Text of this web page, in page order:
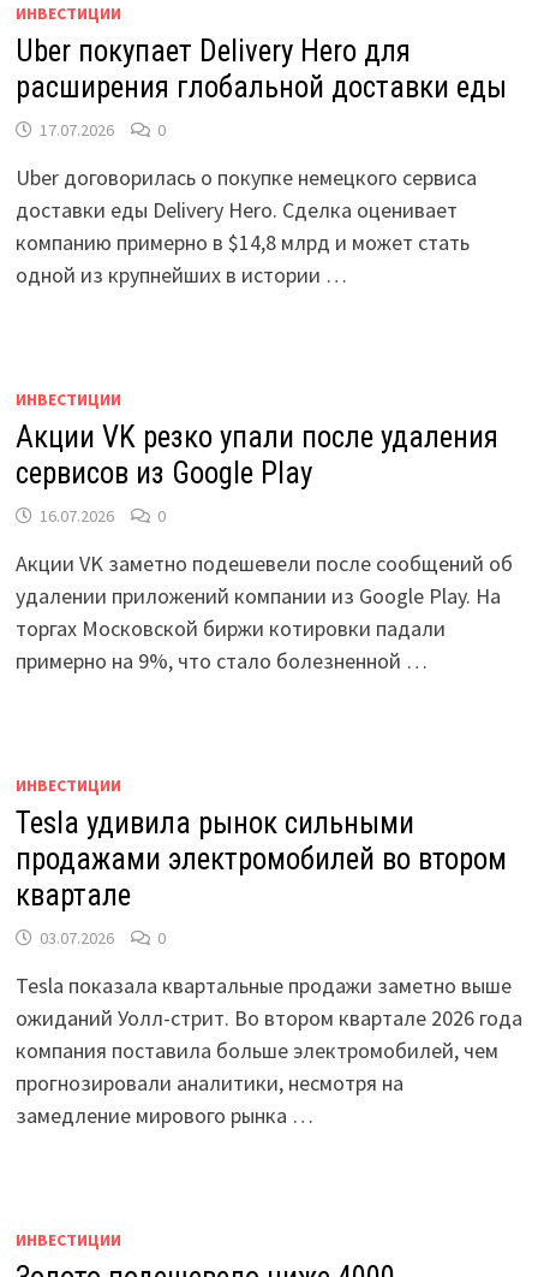
ИНВЕСТИЦИИ
Uber покупает Delivery Hero для
расширения глобальной доставки еды
17.07.2026 0
Uber договорилась о покупке немецкого сервиса
доставки еды Delivery Hero. Сделка оценивает
компанию примерно в $14,8 млрд и может стать
одной из крупнейших в истории …
ИНВЕСТИЦИИ
Акции VK резко упали после удаления
сервисов из Google Play
16.07.2026 0
Акции VK заметно подешевели после сообщений об
удалении приложений компании из Google Play. На
торгах Московской биржи котировки падали
примерно на 9%, что стало болезненной …
ИНВЕСТИЦИИ
Tesla удивила рынок сильными
продажами электромобилей во втором
квартале
03.07.2026 0
Tesla показала квартальные продажи заметно выше
ожиданий Уолл-стрит. Во втором квартале 2026 года
компания поставила больше электромобилей, чем
прогнозировали аналитики, несмотря на
замедление мирового рынка …
ИНВЕСТИЦИИ